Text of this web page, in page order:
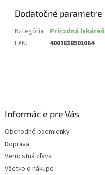
Dodatočné parametre
Kategória: Prírodná lekáreň
EAN: 4001638501064
Informácie pre Vás
Obchodné podmienky
Doprava
Vernostná zľava
Všetko o nákupe